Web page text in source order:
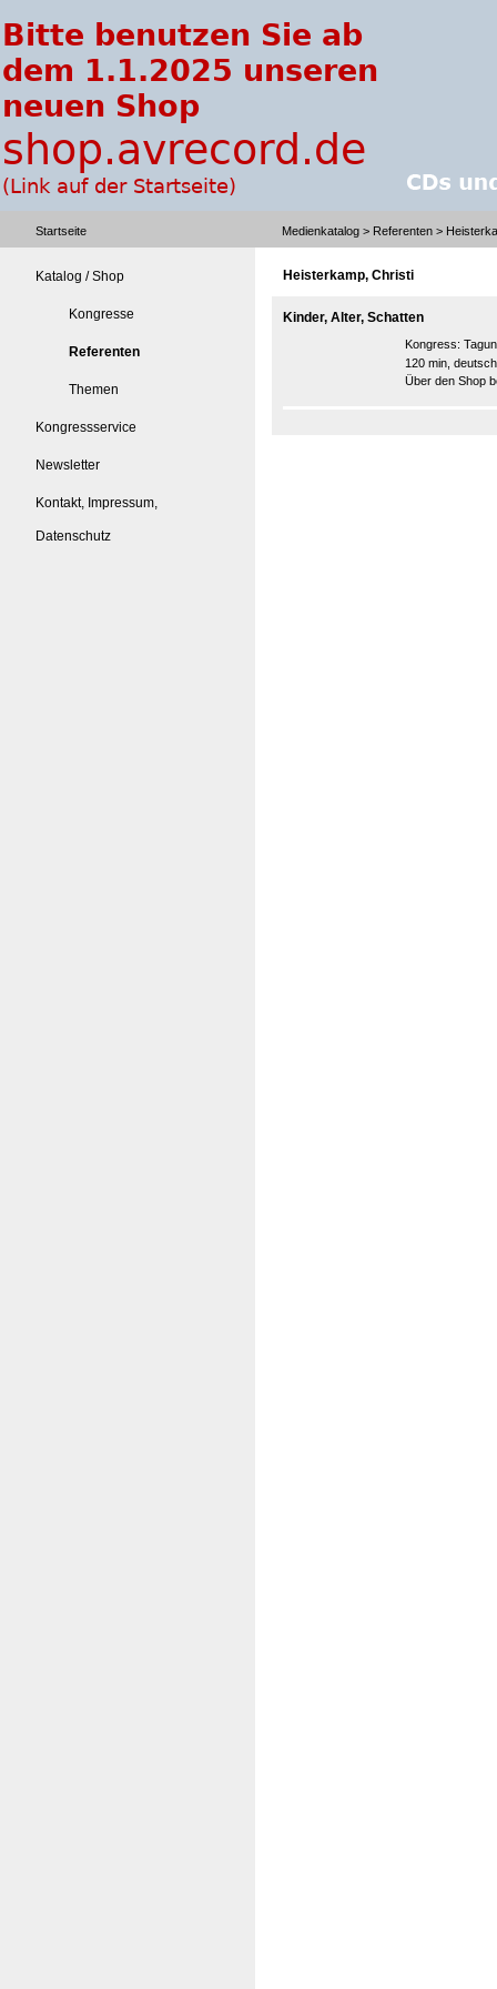
Startseite Medienkatalog > Referenten >
Katalog / Shop
Kongresse
Referenten
Themen
Kongressservice
Newsletter
Kontakt, Impressum,
Datenschutz
Heisterkamp, Christi
Kinder, Alter, Schatten
Kongress:
120 min, deutsch
Über den Shop